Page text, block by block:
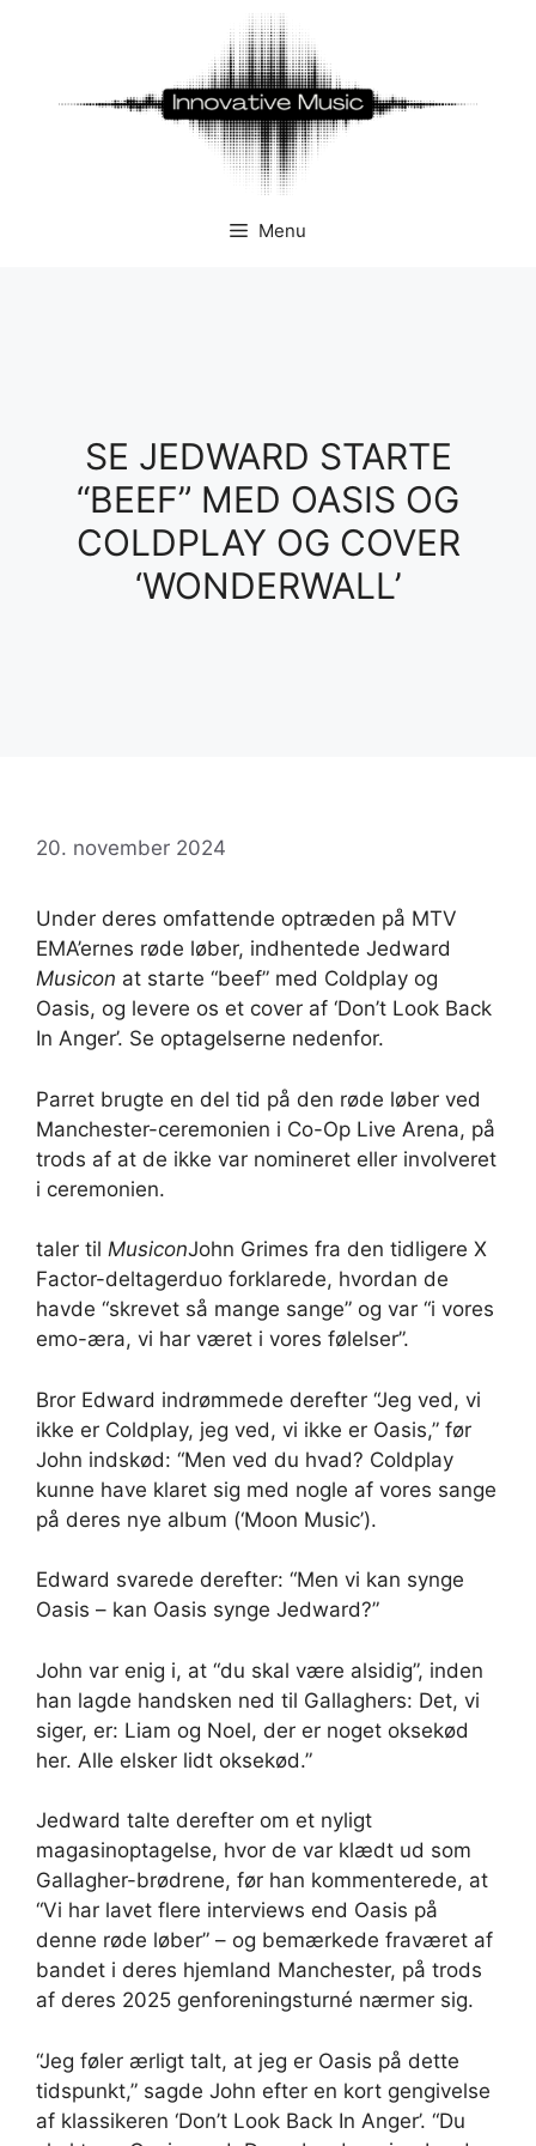
Menu
SE JEDWARD STARTE
“BEEF” MED OASIS OG
COLDPLAY OG COVER
‘WONDERWALL’
20. november 2024
Under deres omfattende optræden på MTV
EMA’ernes røde løber, indhentede Jedward
Musicon at starte “beef” med Coldplay og
Oasis, og levere os et cover af ‘Don’t Look Back
In Anger’. Se optagelserne nedenfor.
Parret brugte en del tid på den røde løber ved
Manchester-ceremonien i Co-Op Live Arena, på
trods af at de ikke var nomineret eller involveret
i ceremonien.
taler til MusiconJohn Grimes fra den tidligere X
Factor-deltagerduo forklarede, hvordan de
havde “skrevet så mange sange” og var “i vores
emo-æra, vi har været i vores følelser”.
Bror Edward indrømmede derefter “Jeg ved, vi
ikke er Coldplay, jeg ved, vi ikke er Oasis,” før
John indskød: “Men ved du hvad? Coldplay
kunne have klaret sig med nogle af vores sange
på deres nye album (‘Moon Music’).
Edward svarede derefter: “Men vi kan synge
Oasis – kan Oasis synge Jedward?”
John var enig i, at “du skal være alsidig”, inden
han lagde handsken ned til Gallaghers: Det, vi
siger, er: Liam og Noel, der er noget oksekød
her. Alle elsker lidt oksekød.”
Jedward talte derefter om et nyligt
magasinoptagelse, hvor de var klædt ud som
Gallagher-brødrene, før han kommenterede, at
“Vi har lavet flere interviews end Oasis på
denne røde løber” – og bemærkede fraværet af
bandet i deres hjemland Manchester, på trods
af deres 2025 genforeningsturné nærmer sig.
“Jeg føler ærligt talt, at jeg er Oasis på dette
tidspunkt,” sagde John efter en kort gengivelse
af klassikeren ‘Don’t Look Back In Anger’. “Du